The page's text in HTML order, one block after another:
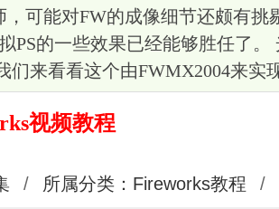
，可能对FW的成像细节还颇有挑
PS的一些效果已经能够胜任了
们来看看这个由FWMX2004来实
视频教程
/ 所属分类： Fireworks教程 /